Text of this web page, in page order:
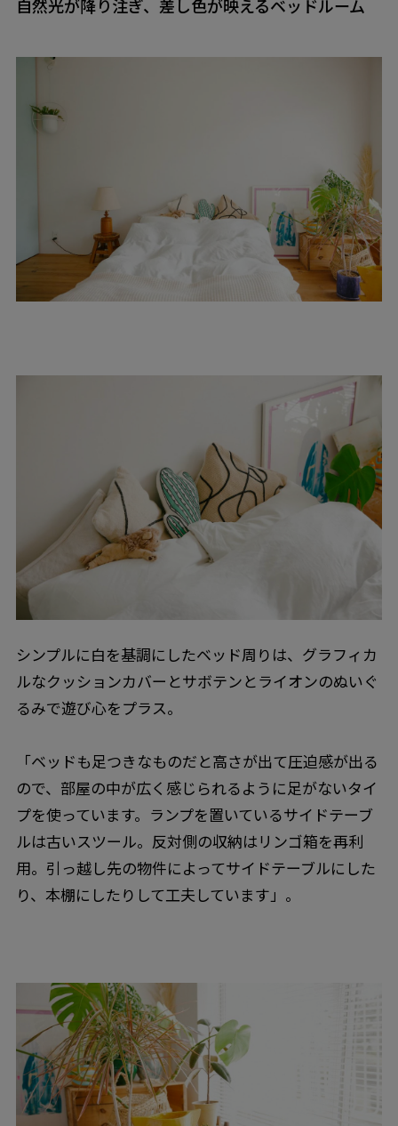
自然光が降り注ぎ、差し色が映えるベッドルーム
シンプルに白を基調にしたベッド周りは、グラフィカ
ルなクッションカバーとサボテンとライオンのぬいぐ
るみで遊び心をプラス。
「ベッドも足つきなものだと高さが出て圧迫感が出る
ので、部屋の中が広く感じられるように足がないタイ
プを使っています。ランプを置いているサイドテーブ
ルは古いスツール。反対側の収納はリンゴ箱を再利
用。引っ越し先の物件によってサイドテーブルにした
り、本棚にしたりして工夫しています」。